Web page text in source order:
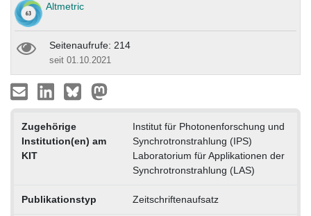
Altmetric
Seitenaufrufe: 214
seit 01.10.2021
Zugehörige
Institution(en) am
KIT
Institut für Photonenforschung und
Synchrotronstrahlung (IPS)
Laboratorium für Applikationen der
Synchrotronstrahlung (LAS)
Publikationstyp Zeitschriftenaufsatz